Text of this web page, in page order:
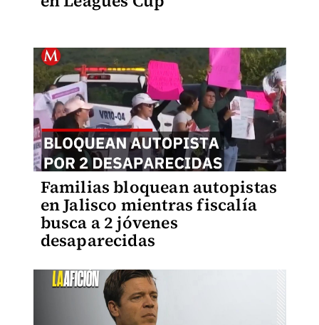
Familias bloquean autopistas
en Jalisco mientras fiscalía
busca a 2 jóvenes
desaparecidas